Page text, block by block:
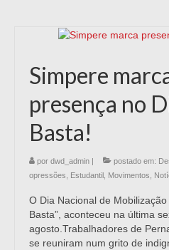
Simpere
presença no
Basta!
por dwd_admin | postado em:
opressões
Estudantil Movimentos
O Dia Nacional de
Basta”, aconteceu na última
agosto.Trabalhadores de
se reuniram num grito de